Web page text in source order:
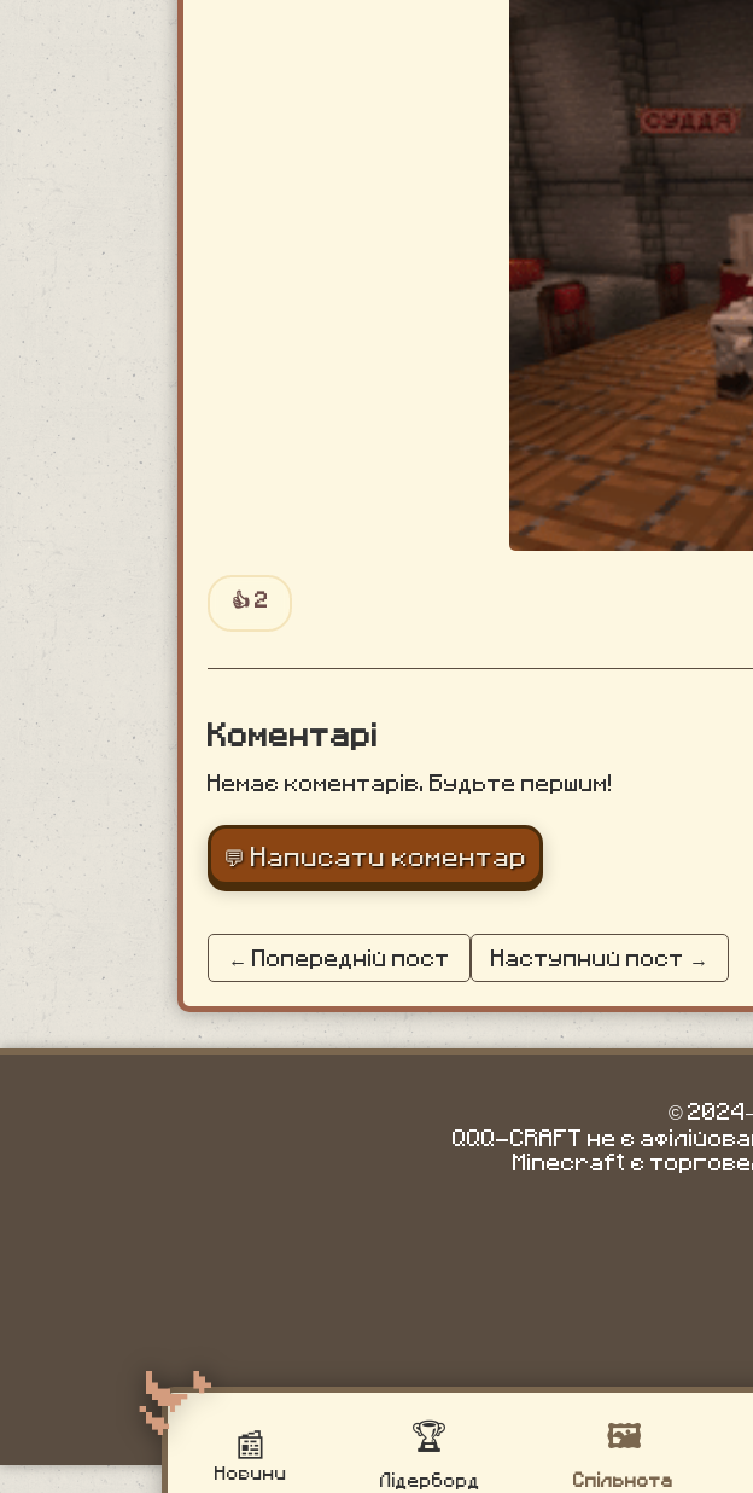
📰
Новини
🏆
Лідерборд
🖼️
Спільнота
👍 2
Коментарі
Немає коментарів. Будьте першим!
💬 Написати коментар
← Попередній пост Наступний пост →
©
QQQ-CRAFT не є
Minecraft є